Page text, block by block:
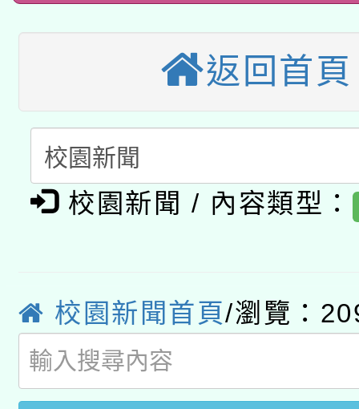
招)
暨閱讀推動專業研習
科技賦能─人工智慧
礎課程
「數位內容與教學軟體
pilot」
有關大陸委員會函釋公
薪期間赴陸應申請許可
轉知經濟部水利署委託
用水績優單位及節水達
動」
桃園市孔廟祈福系列
開 智慧啟航」
2026年桃園地景藝術
返回首頁
校園新聞 / 內容類型：
校園新聞首頁/瀏覽：